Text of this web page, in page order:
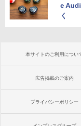
e
く
本サイトのご利用につい
広告掲載のご案内
プライバシーポリシー